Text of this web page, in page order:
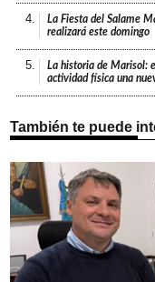
4.
La Fiesta del Salame
realizará este domingo
5.
La historia de Marisol:
actividad física una
También te puede